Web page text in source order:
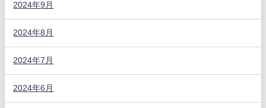
2024年9月
2024年8月
2024年7月
2024年6月